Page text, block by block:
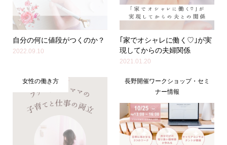
自分の何に値段がつくのか？
2022.09.10
｢家でオシャレに働く♡｣が実
現してからの夫婦関係
2021.01.20
女性の働き方
長野開催ワークショップ・セミ
ナー情報